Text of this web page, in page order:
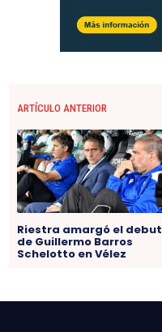
ARTÍCULO ANTERIOR
Riestra amargó el debut
de Guillermo Barros
Schelotto en Vélez